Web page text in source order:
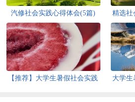
汽修社会实践心得体会(5篇)
精选社
【推荐】大学生暑假社会实践
大学生